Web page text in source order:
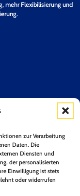
zur Verarbeitung
Daten. Die
Diensten und
der personalisierten
Einwilligung ist stets
oder widerrufen
mehr Flexibilisierung und